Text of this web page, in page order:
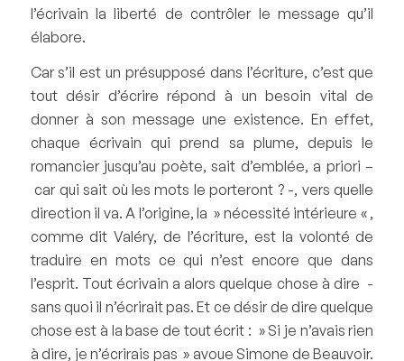
l’écrivain la liberté de contrôler le message qu’il
élabore.
Car s’il est un présupposé dans l’écriture, c’est que
tout désir d’écrire répond à un besoin vital de
donner à son message une existence. En effet,
chaque écrivain qui prend sa plume, depuis le
romancier jusqu’au poète, sait d’emblée, a priori –
car qui sait où les mots le porteront ? -, vers quelle
direction il va. A l’origine, la » nécessité intérieure « ,
comme dit Valéry, de l’écriture, est la volonté de
traduire en mots ce qui n’est encore que dans
l’esprit. Tout écrivain a alors quelque chose à dire -
sans quoi il n’écrirait pas. Et ce désir de dire quelque
chose est à la base de tout écrit : » Si je n’avais rien
à dire, je n’écrirais pas » avoue Simone de Beauvoir.